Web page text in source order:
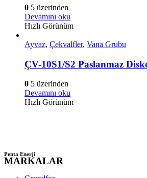
0 5 üzerinden
Devamını oku
Hızlı Görünüm
Ayvaz, Çekvalfler, Vana Grubu
ÇV-10S1/S2 Paslanmaz
0 5 üzerinden
Devamını oku
Hızlı Görünüm
Penta Enerji
MARKALAR